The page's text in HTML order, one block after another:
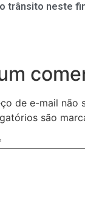
trânsito neste
de e-mail não
são